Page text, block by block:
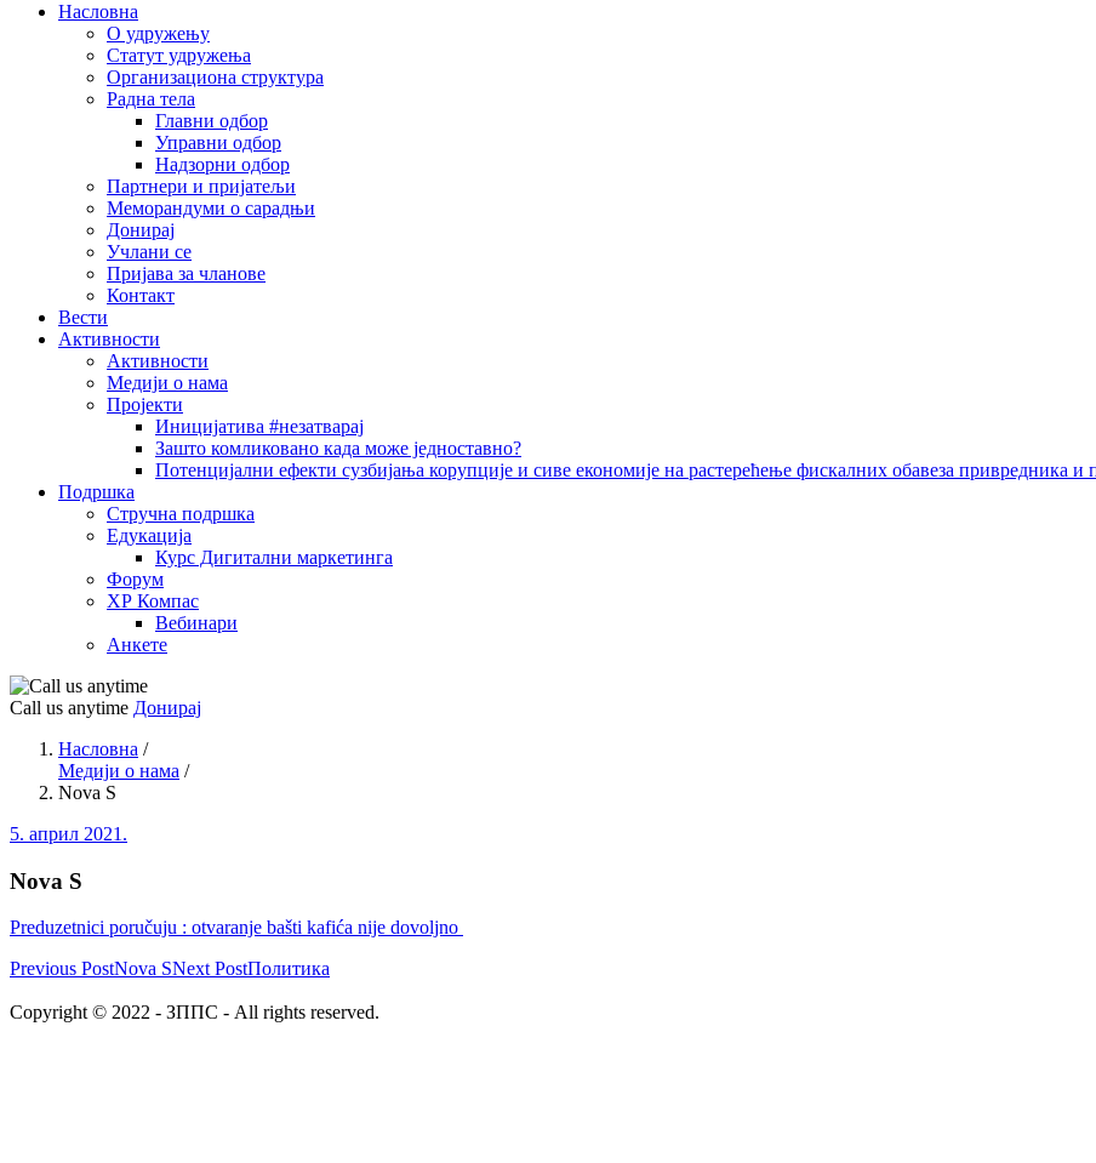
Насловна
О удружењу
Статут удружења
Организациона структура
Радна тела
Главни одбор
Управни одбор
Надзорни одбор
Партнери и пријатељи
Меморандуми о сарадњи
Донирај
Учлани се
Пријава за чланове
Контакт
Вести
Активности
Активности
Медији о нама
Пројекти
Иницијатива #незатварај
Зашто комликовано када може једноставно?
Потенцијални ефекти сузбијања корупције и сиве економије на растерећење фискалних обавеза привредника и
Подршка
Стручна подршка
Едукација
Курс Дигитални маркетинга
Форум
ХР Компас
Вебинари
Анкете
Call us anytime Донирај
Насловна /
Медији о нама /
Nova S
5. април 2021.
Nova S
Preduzetnici poručuju : otvaranje bašti kafića nije dovoljno
Previous PostNova SNext PostПолитика
Copyright © 2022 - ЗППС - All rights reserved.